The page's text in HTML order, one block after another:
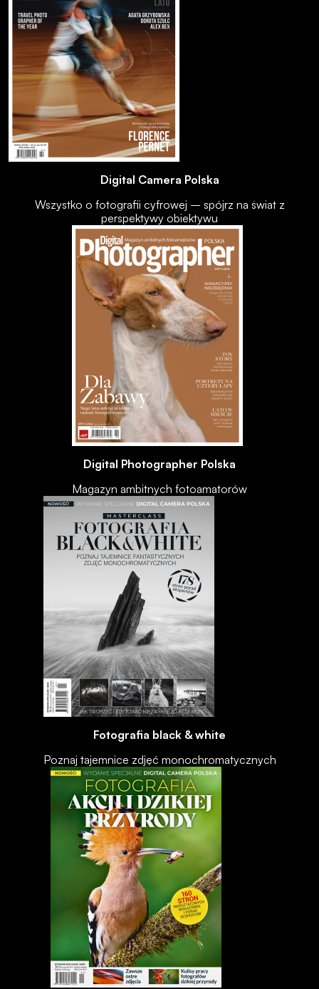
Digital Camera Polska
Wszystko o fotografii cyfrowej – spójrz na świat z
perspektywy obiektywu
Digital Photographer Polska
Magazyn ambitnych fotoamatorów
Fotografia black & white
Poznaj tajemnice zdjęć monochromatycznych